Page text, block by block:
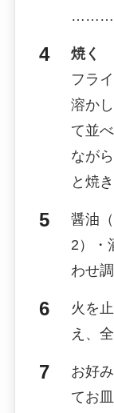
………
焼く
フラ
溶か
て並
なが
と焼
醤油
2）・
わせ
火を
え、
お好
てお